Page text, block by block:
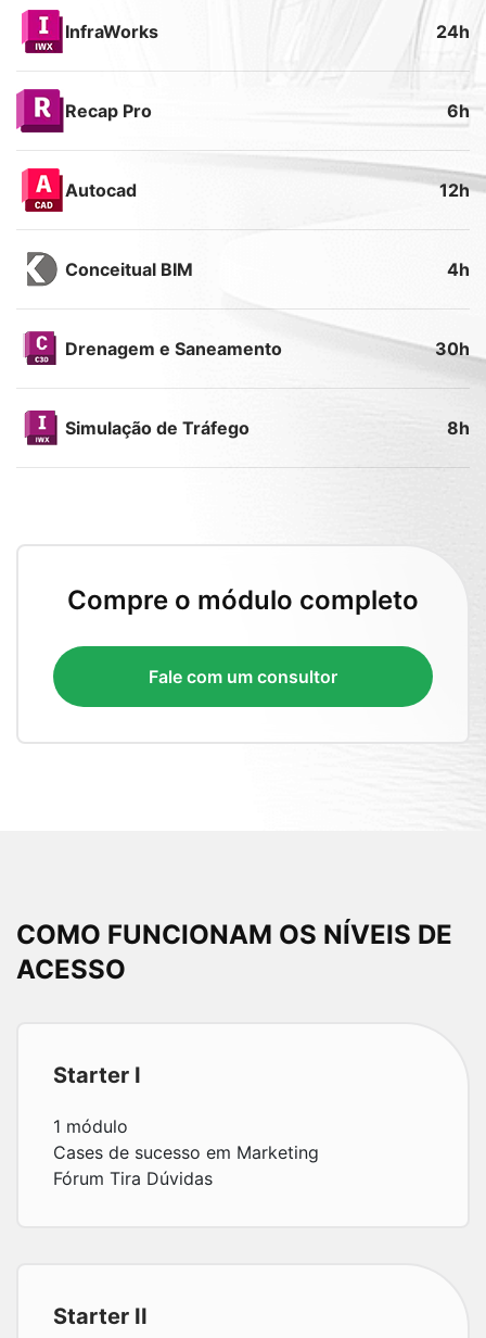
InfraWorks 24h
Recap Pro 6h
Autocad 12h
Conceitual BIM 4h
Drenagem e Saneamento 30h
Simulação de Tráfego 8h
Compre o módulo completo
Fale com um consultor
COMO FUNCIONAM OS NÍVEIS DE
ACESSO
Starter I
1 módulo
Cases de sucesso em Marketing
Fórum Tira Dúvidas
Starter II